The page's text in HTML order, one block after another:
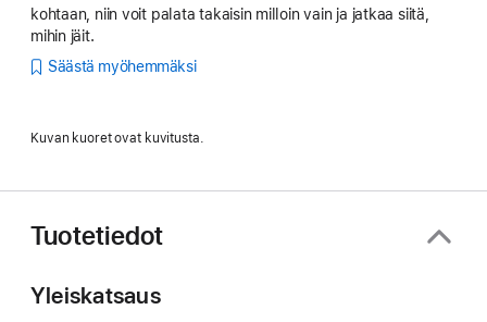
kohtaan, niin voit palata takaisin milloin vain ja jatkaa siitä,
mihin jäit.
Säästä myöhemmäksi
Kuvan kuoret ovat kuvitusta.
Tuotetiedot
Yleiskatsaus